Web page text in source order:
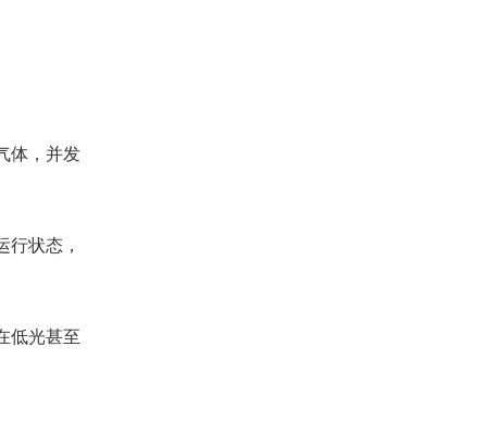
体，并发
状态，
低光甚至